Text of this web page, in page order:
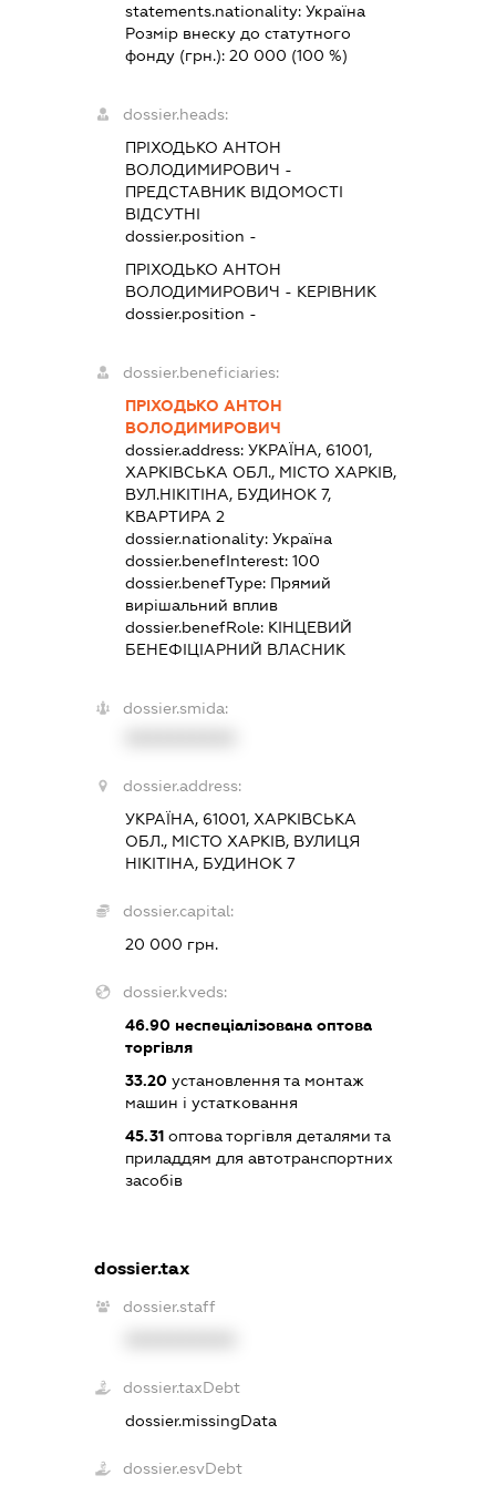
statements.nationality: Україна
Розмір внеску до статутного
фонду (грн.): 20 000 (100 %)
dossier.heads:
ПРІХОДЬКО АНТОН
ВОЛОДИМИРОВИЧ -
ПРЕДСТАВНИКВІДОМОСТІ
ВІДСУТНІ
dossier.position -
ПРІХОДЬКО АНТОН
ВОЛОДИМИРОВИЧ - КЕРІВНИК
dossier.position -
dossier.beneficiaries:
ПРІХОДЬКО АНТОН
ВОЛОДИМИРОВИЧ
dossier.address: УКРАЇНА, 61001,
ХАРКІВСЬКА ОБЛ., МІСТО ХАРКІВ,
ВУЛ.НІКІТІНА, БУДИНОК 7,
КВАРТИРА 2
dossier.nationality: Україна
dossier.benefInterest: 100
dossier.benefType: Прямий
вирішальний вплив
dossier.benefRole: КІНЦЕВИЙ
БЕНЕФІЦІАРНИЙ ВЛАСНИК
dossier.smida:
dossier.address:
УКРАЇНА, 61001, ХАРКІВСЬКА
ОБЛ., МІСТО ХАРКІВ, ВУЛИЦЯ
НІКІТІНА, БУДИНОК 7
dossier.capital:
20 000 грн.
dossier.kveds:
46.90неспеціалізована оптова
торгівля
33.20установлення та монтаж
машин і устатковання
45.31оптова торгівля деталями та
приладдям для автотранспортних
засобів
dossier.tax
dossier.staff
dossier.taxDebt
dossier.missingData
dossier.esvDebt